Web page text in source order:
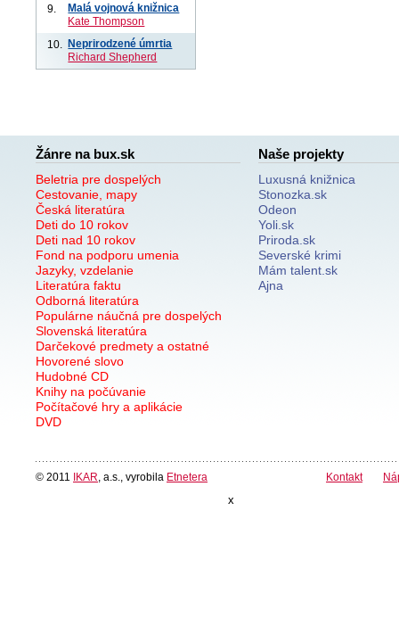
9.
Malá vojnová knižnica
Kate Thompson
10.
Neprirodzené úmrtia
Richard Shepherd
Žánre na bux.sk
Beletria pre dospelých
Cestovanie, mapy
Česká literatúra
Deti do 10 rokov
Deti nad 10 rokov
Fond na podporu umenia
Jazyky, vzdelanie
Literatúra faktu
Odborná literatúra
Populárne náučná pre dospelých
Slovenská literatúra
Darčekové predmety a ostatné
Hovorené slovo
Hudobné CD
Knihy na počúvanie
Počítačové hry a aplikácie
DVD
Naše projekty
Luxusná knižnica
Stonozka.sk
Odeon
Yoli.sk
Priroda.sk
Severské krimi
Mám talent.sk
Ajna
© 2011 IKAR , a.s., vyrobila Etnetera Kontakt
x